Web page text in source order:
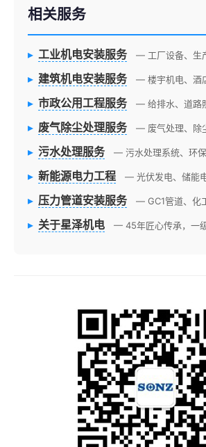
相关服务
▸ 工业机电安装服务 — 工厂设备、生
▸ 建筑机电安装服务 — 楼宇机电、酒
▸ 市政公用工程服务 — 给排水、道路
▸ 废气除尘处理服务 — 废气处理、除
▸ 污水处理服务 — 污水处理系统、环
▸ 新能源电力工程 — 光伏发电、储能
▸ 压力管道安装服务 — GC1管道、化
▸ 关于星泽机电 — 45年匠心传承，一